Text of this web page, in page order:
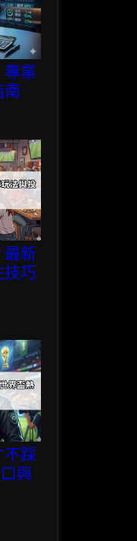
專業
南
最新
技巧
不踩
與